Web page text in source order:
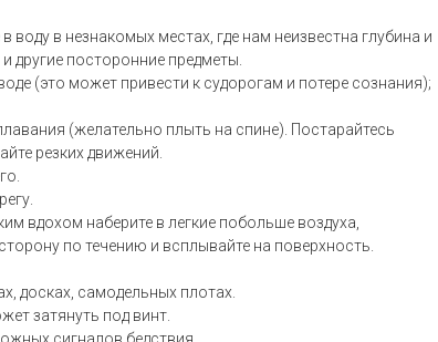
воду в незнакомых местах, где нам неизвестна глубина и
другие посторонние предметы.
(это может привести к судорогам и потере сознания);
(желательно плыть на спине). Постарайтесь
резких движений.
вдохом наберите в легкие побольше воздуха,
по течению и всплывайте на поверхность.
досках, самодельных плотах.
затянуть под винт.
сигналов бедствия.